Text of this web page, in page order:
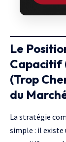
Le
Capacitif
(Trop
du
La stratégie
simple : il existe